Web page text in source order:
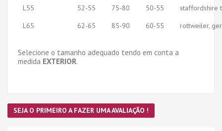
L55
52-55 75-80 50-55
staffordshire
L65
62-65 85-90 60-55 rottweiler,
Selecione o tamanho adequado tendo em conta a
medida EXTERIOR.
SEJA O PRIMEIRO A FAZER UMA AVALIAÇÃO !